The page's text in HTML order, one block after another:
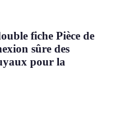
fiche Pièce de
sûre des
pour la